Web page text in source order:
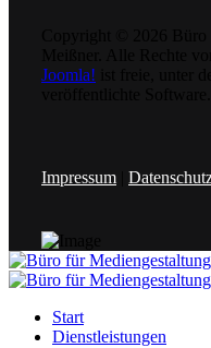
Joomla!
Impressum
Start
Dienstleistungen